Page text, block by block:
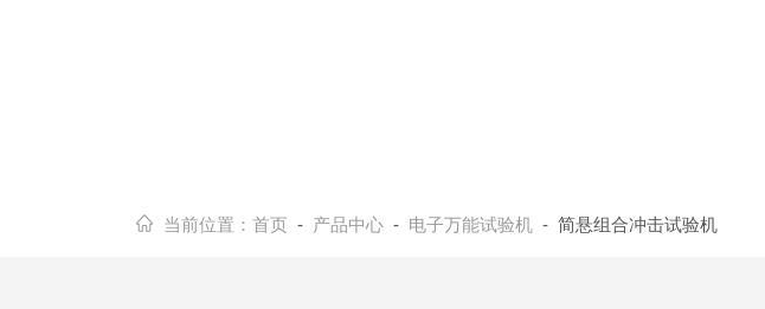
当前位置： 首页 - 产品中心- 电子万能试验机- 简悬组合冲击试验机